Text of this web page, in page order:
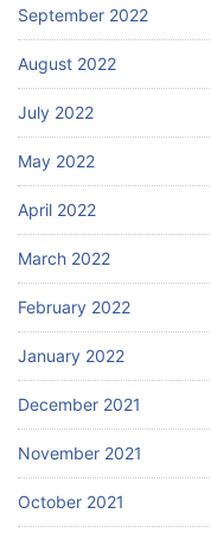
September 2022
August 2022
July 2022
May 2022
April 2022
March 2022
February 2022
January 2022
December 2021
November 2021
October 2021